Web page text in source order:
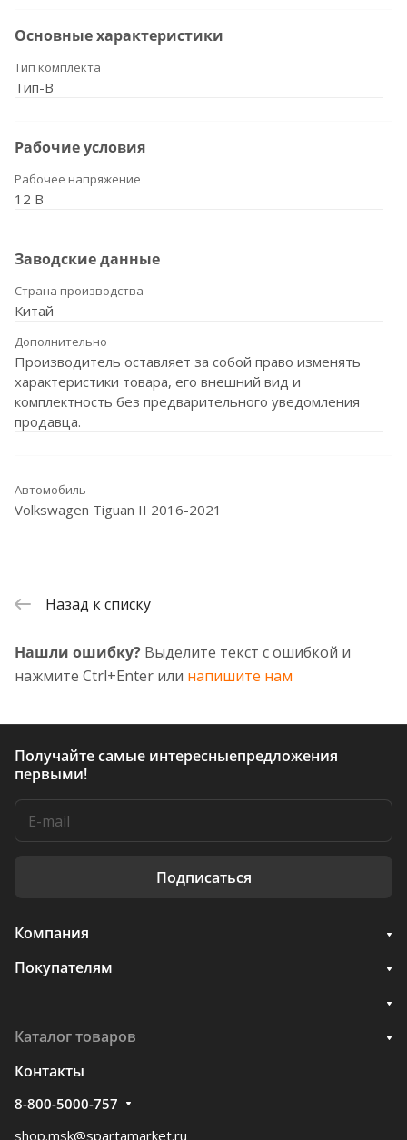
Основные характеристики
Тип комплекта
Тип-B
Рабочие условия
Рабочее напряжение
12 В
Заводские данные
Страна производства
Китай
Дополнительно
Производитель оставляет за собой право изменять
характеристики товара, его внешний вид и
комплектность без предварительного уведомления
продавца.
Автомобиль
Volkswagen Tiguan II 2016-2021
Назад к списку
Нашли ошибку? Выделите текст с ошибкой и
нажмите Ctrl+Enter или напишите нам
Получайте самые интересныепредложения
первыми!
Подписаться
Компания
Покупателям
Каталог товаров
Контакты
8-800-5000-757
shop.msk@spartamarket.ru